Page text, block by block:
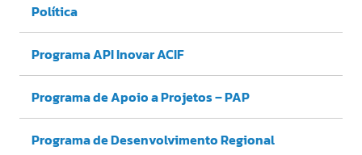
Política
Programa API Inovar ACIF
Programa de Apoio a Projetos – PAP
Programa de Desenvolvimento Regional